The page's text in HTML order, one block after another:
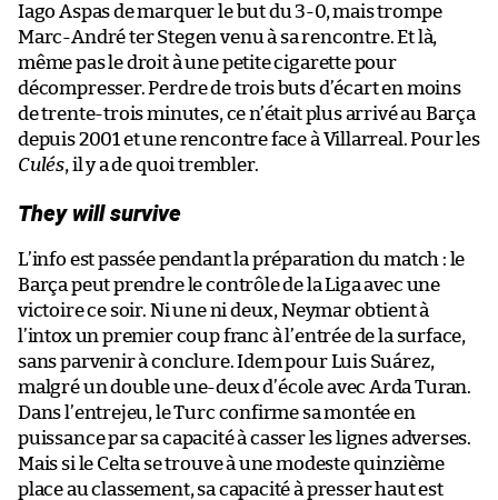
Iago Aspas de marquer le but du 3-0, mais trompe
Marc-André ter Stegen venu à sa rencontre. Et là,
même pas le droit à une petite cigarette pour
décompresser. Perdre de trois buts d’écart en moins
de trente-trois minutes, ce n’était plus arrivé au Barça
depuis 2001 et une rencontre face à Villarreal. Pour les
Culés, il y a de quoi trembler.
They will survive
L’info est passée pendant la préparation du match : le
Barça peut prendre le contrôle de la Liga avec une
victoire ce soir. Ni une ni deux, Neymar obtient à
l’intox un premier coup franc à l’entrée de la surface,
sans parvenir à conclure. Idem pour Luis Suárez,
malgré un double une-deux d’école avec Arda Turan.
Dans l’entrejeu, le Turc confirme sa montée en
puissance par sa capacité à casser les lignes adverses.
Mais si le Celta se trouve à une modeste quinzième
place au classement, sa capacité à presser haut est